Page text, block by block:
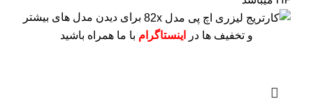
برای دیدن مدل های بیشتر
و تخفیف ها در
اینستاگرام با ما همراه باشید